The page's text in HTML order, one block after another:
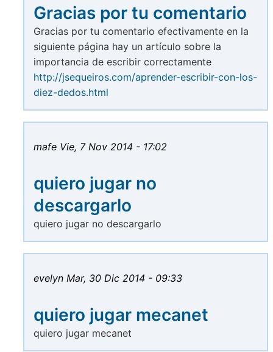
Gracias por tu comentario
Gracias por tu comentario efectivamente en la
siguiente página hay un artículo sobre la
importancia de escribir correctamente
http://jsequeiros.com/aprender-escribir-con-los-
diez-dedos.html
mafe Vie, 7 Nov 2014 - 17:02
quiero jugar no
descargarlo
quiero jugar no descargarlo
evelyn Mar, 30 Dic 2014 - 09:33
quiero jugar mecanet
quiero jugar mecanet